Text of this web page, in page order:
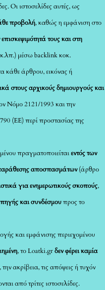
Οι ιστοσελίδες αυτές, ως
προβολή, καθώς η εμφάνιση στο
τους και στη
μέσω backlink κοκ.
κάθε άρθρου, εικόνας ή
στους αρχικούς δημιουργούς και
Νόμο 2121/1993 και την
(ΕΕ) περί προστασίας της
πραγματοποιείταιεντός των
παράθεσης αποσπασμάτων(άρθρο
για ενημερωτικούς σκοπούς,
και συνδέσμουπρος το
και εμφάνισης περιεχομένου
, το Loatki.grδεν φέρει καμία
ακρίβεια, τις απόψεις ή τυχόν
από τρίτες ιστοσελίδες.